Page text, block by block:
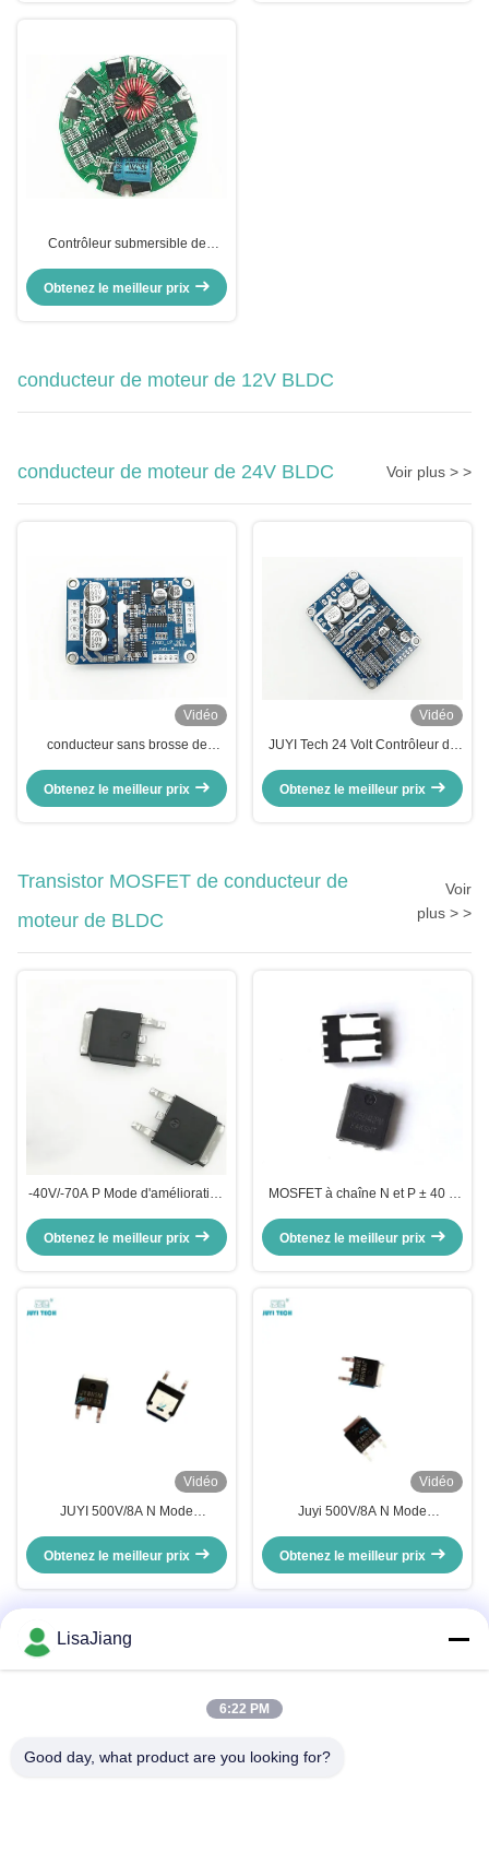
Contrôleur submersible de
BLDC, régulateur de niveau
automatique de l'eau JYQD-N1.1
Obtenez le meilleur prix
conducteur de moteur de 12V BLDC
conducteur de moteur de 24V BLDC Voir plus > >
Vidéo
conducteur sans brosse de
24 contrôleurs de vitesse de
Obtenez le meilleur prix
Vidéo
JUYI Tech 24 Volt Contrôleur de
balais Plaque de pilotage de
moteur pour moteur à courant
Obtenez le meilleur prix
Transistor MOSFET de conducteur de
moteur de BLDC
Voir
plus > >
‐40V/‐70A P Mode d'amélioration
JY4P7M pour charge de courant
élevé
Obtenez le meilleur prix
MOSFET à chaîne N et P ± 40 V
rapide pour la commande du
moteur CC
Obtenez le meilleur prix
Vidéo
JUYI 500V/8A N Mode
de puissance avec commutation
rapide et récupération du corps
inverse
Obtenez le meilleur prix
Vidéo
Juyi 500V/8A N Mode
Obtenez le meilleur prix
No. 1, ruelle 1199, route yunping, secteur jiading, Changhaï,
LisaJiang
6:22 PM
Good day, what product are you looking for?